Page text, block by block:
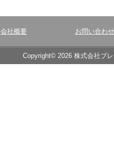
会社概要 お問い合わせ
Copyright© 2026 株式会社ブ